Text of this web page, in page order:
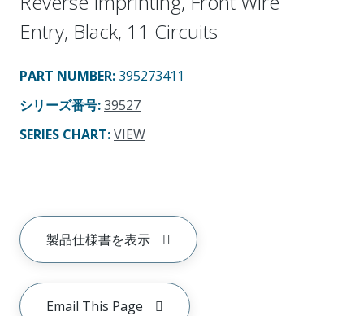
Entry, Black, 11 Circuits
PART NUMBER:395273411
シリーズ番号:39527
SERIES CHART:VIEW
製品仕様書を表示
Email This Page